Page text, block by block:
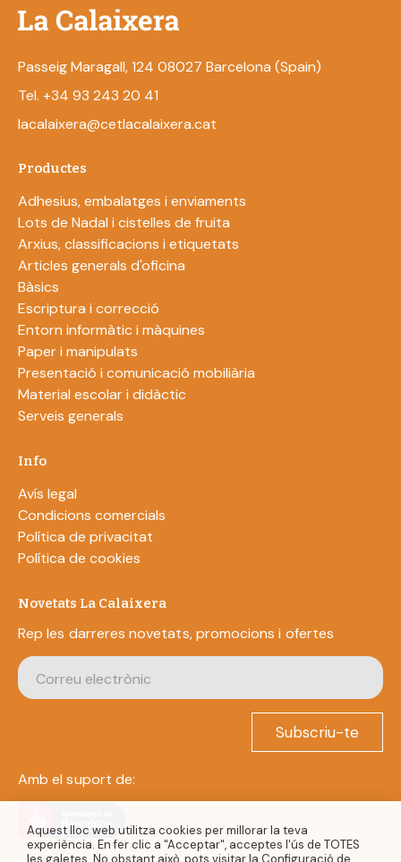
Passeig Maragall, 124 08027 Barcelona (Spain)
Tel. +34 93 243 20 41
lacalaixera@cetlacalaixera.cat
Productes
Adhesius, embalatges i enviaments
Lots de Nadal i cistelles de fruita
Arxius, classificacions i etiquetats
Articles generals d'oficina
Bàsics
Escriptura i correcció
Entorn informàtic i màquines
Paper i manipulats
Presentació i comunicació mobiliària
Material escolar i didàctic
Serveis generals
Info
Avís legal
Condicions comercials
Política de privacitat
Política de cookies
Novetats La Calaixera
Rep les darreres novetats, promocions i ofertes
Subscriu-te
Amb el suport de:
Aquest lloc web utilitza cookies per millorar la teva
experiència. En fer clic a "Acceptar", acceptes l'ús de TOTES
les galetes. No obstant això, pots visitar la Configuració de